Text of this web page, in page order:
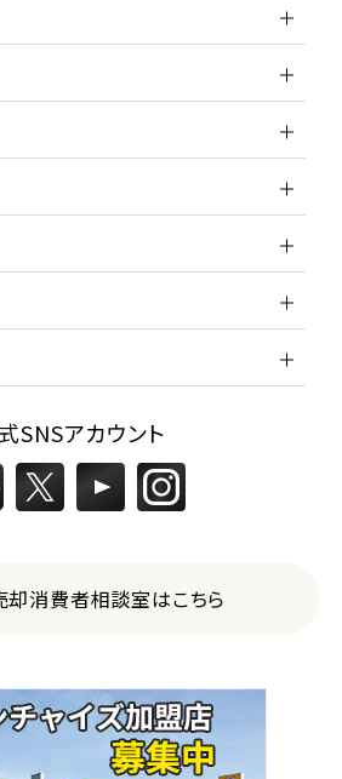
SNSアカウント
却消費者相談室はこちら